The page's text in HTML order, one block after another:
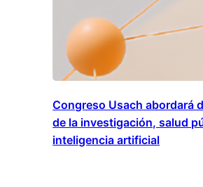
Congreso Usach abordará
de la investigación, salud
inteligencia artificial